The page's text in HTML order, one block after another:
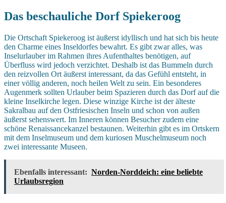
Das beschauliche Dorf Spiekeroog
Die Ortschaft Spiekeroog ist äußerst idyllisch und hat sich bis heute
den Charme eines Inseldorfes bewahrt. Es gibt zwar alles, was
Inselurlauber im Rahmen ihres Aufenthaltes benötigen, auf
Überfluss wird jedoch verzichtet. Deshalb ist das Bummeln durch
den reizvollen Ort äußerst interessant, da das Gefühl entsteht, in
einer völlig anderen, noch heilen Welt zu sein. Ein besonderes
Augenmerk sollten Urlauber beim Spazieren durch das Dorf auf die
kleine Inselkirche legen. Diese winzige Kirche ist der älteste
Sakralbau auf den Ostfriesischen Inseln und schon von außen
äußerst sehenswert. Im Inneren können Besucher zudem eine
schöne Renaissancekanzel bestaunen. Weiterhin gibt es im Ortskern
mit dem Inselmuseum und dem kuriosen Muschelmuseum noch
zwei interessante Museen.
Ebenfalls interessant: Norden-Norddeich: eine beliebte
Urlaubsregion